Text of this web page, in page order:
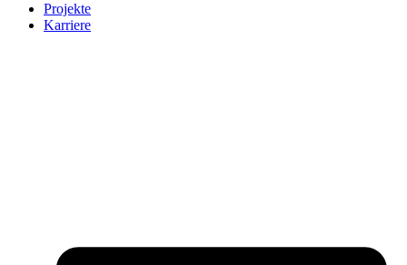
Projekte
Karriere